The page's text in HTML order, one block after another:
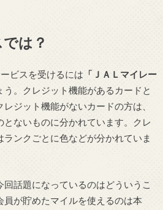
は？
ビスを受けるには 「ＪＡＬマイレー
う。クレジット機能があるカードと
ジット機能がないカードの方は、
ないものに分かれています。クレ
ンクごとに色などが分かれていま
話題になっているのはどういうこ
員が貯めたマイルを使えるのは本